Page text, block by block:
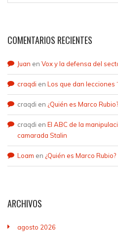
COMENTARIOS RECIENTES
Juan en Vox y la defensa del
craqdi en Los que dan lecciones
craqdi en ¿Quién es Marco Rubio?
craqdi en El ABC de la
camarada Stalin
Loam en ¿Quién es Marco Rubio?
ARCHIVOS
agosto 2026